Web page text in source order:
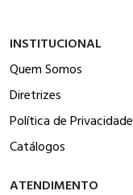
INSTITUCIONAL
Quem Somos
Diretrizes
Política de Privacidade
Catálogos
ATENDIMENTO